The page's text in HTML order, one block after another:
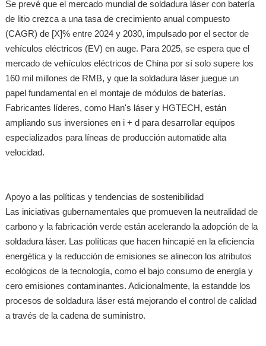
Se prevé que el mercado mundial de soldadura láser con batería
de litio crezca a una tasa de crecimiento anual compuesto
(CAGR) de [X]% entre 2024 y 2030, impulsado por el sector de
vehículos eléctricos (EV) en auge. Para 2025, se espera que el
mercado de vehículos eléctricos de China por sí solo supere los
160 mil millones de RMB, y que la soldadura láser juegue un
papel fundamental en el montaje de módulos de baterías.
Fabricantes líderes, como Han's láser y HGTECH, están
ampliando sus inversiones en i + d para desarrollar equipos
especializados para líneas de producción automatide alta
velocidad.
Apoyo a las políticas y tendencias de sostenibilidad
Las iniciativas gubernamentales que promueven la neutralidad de
carbono y la fabricación verde están acelerando la adopción de la
soldadura láser. Las políticas que hacen hincapié en la eficiencia
energética y la reducción de emisiones se alinecon los atributos
ecológicos de la tecnología, como el bajo consumo de energía y
cero emisiones contaminantes. Adicionalmente, la estandde los
procesos de soldadura láser está mejorando el control de calidad
a través de la cadena de suministro.